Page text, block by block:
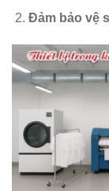
Đảm bảo vệ